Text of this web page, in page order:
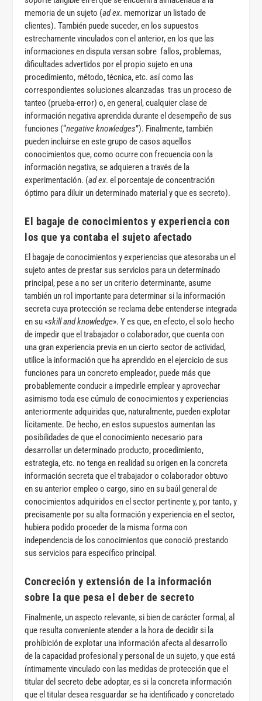
memoria de un sujeto (ad ex. memorizar un listado de
clientes). También puede suceder, en los supuestos
estrechamente vinculados con el anterior, en los que las
informaciones en disputa versan sobre fallos, problemas,
dificultades advertidos por el propio sujeto en una
procedimiento, método, técnica, etc. así como las
correspondientes soluciones alcanzadas tras un proceso de
tanteo (prueba-error) o, en general, cualquier clase de
información negativa aprendida durante el desempeño de sus
funciones (“negative knowledges”). Finalmente, también
pueden incluirse en este grupo de casos aquellos
conocimientos que, como ocurre con frecuencia con la
información negativa, se adquieren a través de la
experimentación. (ad ex. el porcentaje de concentración
óptimo para diluir un determinado material y que es secreto).
El bagaje de conocimientos y experiencia con
los que ya contaba el sujeto afectado
El bagaje de conocimientos y experiencias que atesoraba un el
sujeto antes de prestar sus servicios para un determinado
principal, pese a no ser un criterio determinante, asume
también un rol importante para determinar si la información
secreta cuya protección se reclama debe entenderse integrada
en su «skill and knowledge». Y es que, en efecto, el solo hecho
de impedir que el trabajador o colaborador, que cuenta con
una gran experiencia previa en un cierto sector de actividad,
utilice la información que ha aprendido en el ejercicio de sus
funciones para un concreto empleador, puede más que
probablemente conducir a impedirle emplear y aprovechar
asimismo toda ese cúmulo de conocimientos y experiencias
anteriormente adquiridas que, naturalmente, pueden explotar
lícitamente. De hecho, en estos supuestos aumentan las
posibilidades de que el conocimiento necesario para
desarrollar un determinado producto, procedimiento,
estrategia, etc. no tenga en realidad su origen en la concreta
información secreta que el trabajador o colaborador obtuvo
en su anterior empleo o cargo, sino en su baúl general de
conocimientos adquiridos en el sector pertinente y, por tanto, y
precisamente por su alta formación y experiencia en el sector,
hubiera podido proceder de la misma forma con
independencia de los conocimientos que conoció prestando
sus servicios para específico principal.
Concreción y extensión de la información
sobre la que pesa el deber de secreto
Finalmente, un aspecto relevante, si bien de carácter formal, al
que resulta conveniente atender a la hora de decidir si la
prohibición de explotar una información afecta al desarrollo
de la capacidad profesional y personal de un sujeto, y que está
íntimamente vinculado con las medidas de protección que el
titular del secreto debe adoptar, es si la concreta información
que el titular desea resguardar se ha identificado y concretado